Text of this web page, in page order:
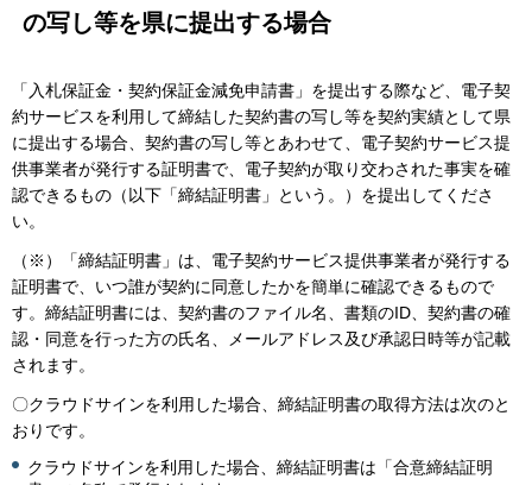
の写し等を県に提出する場合
「入札保証金・契約保証金減免申請書」を提出する際など、電子契
約サービスを利用して締結した契約書の写し等を契約実績として県
に提出する場合、契約書の写し等とあわせて、電子契約サービス提
供事業者が発行する証明書で、電子契約が取り交わされた事実を確
認できるもの（以下「締結証明書」という。）を提出してくださ
い。
（※）「締結証明書」は、電子契約サービス提供事業者が発行する
証明書で、いつ誰が契約に同意したかを簡単に確認できるもので
す。締結証明書には、契約書のファイル名、書類のID、契約書の確
認・同意を行った方の氏名、メールアドレス及び承認日時等が記載
されます。
〇クラウドサインを利用した場合、締結証明書の取得方法は次のと
おりです。
クラウドサインを利用した場合、締結証明書は「合意締結証明